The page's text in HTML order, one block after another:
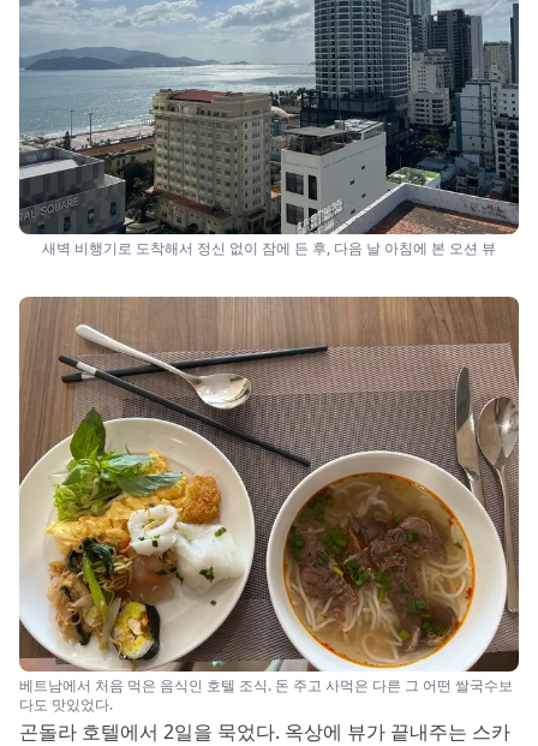
새벽 비행기로 도착해서 정신 없이 잠에 든 후, 다음 날 아침에 본 오션 뷰
베트남에서 처음 먹은 음식인 호텔 조식. 돈 주고 사먹은 다른 그 어떤 쌀국수보
다도 맛있었다.
곤돌라 호텔에서 2일을 묵었다. 옥상에 뷰가 끝내주는 스카